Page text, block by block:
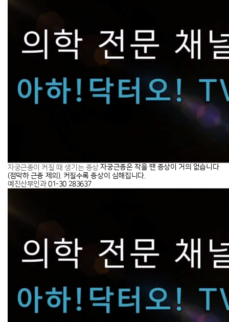
자궁근종이 커질 때 생기는 증상 자궁근종은 작을 땐 증상이 거의 없습니다
(점막하 근종 제외). 커질수록 증상이 심해집니다.
예진산부인과 01-30 283637